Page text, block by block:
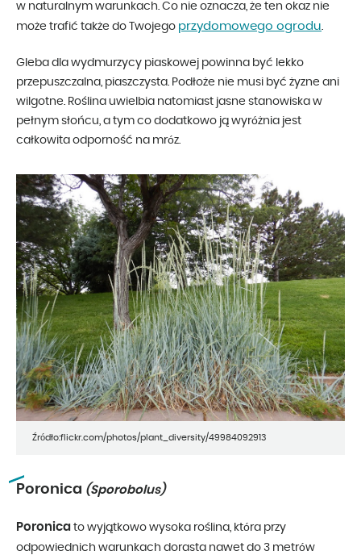
w naturalnym warunkach. Co nie oznacza, że ten okaz nie
może trafić także do Twojego przydomowego ogrodu.
Gleba dla wydmurzycy piaskowej powinna być lekko
przepuszczalna, piaszczysta. Podłoże nie musi być żyzne ani
wilgotne. Roślina uwielbia natomiast jasne stanowiska w
pełnym słońcu, a tym co dodatkowo ją wyróżnia jest
całkowita odporność na mróz.
Źródło:flickr.com/photos/plant_diversity/49984092913
Poronica (Sporobolus)
Poronica to wyjątkowo wysoka roślina, która przy
odpowiednich warunkach dorasta nawet do 3 metrów